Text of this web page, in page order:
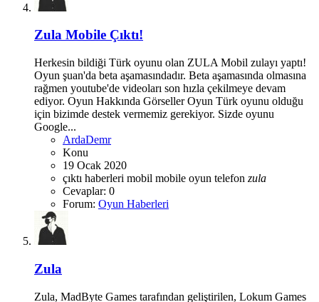
Zula Mobile Çıktı!
Herkesin bildiği Türk oyunu olan ZULA Mobil zulayı yaptı!
Oyun şuan'da beta aşamasındadır. Beta aşamasında olmasına
rağmen youtube'de videoları son hızla çekilmeye devam
ediyor. Oyun Hakkında Görseller Oyun Türk oyunu olduğu
için bizimde destek vermemiz gerekiyor. Sizde oyunu
Google...
ArdaDemr
Konu
19 Ocak 2020
çıktı haberleri mobil mobile oyun telefon zula
Cevaplar: 0
Forum: Oyun Haberleri
Zula
Zula, MadByte Games tarafından geliştirilen, Lokum Games